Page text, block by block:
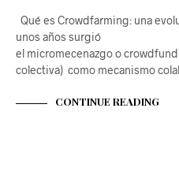
Qué es Crowdfarming: una
unos años surgió
el micromecenazgo o
colectiva) como mecanismo
CONTINUE READING